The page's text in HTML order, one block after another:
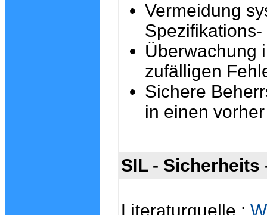
Vermeidung
Überwachung
zufälligen
Sichere
in einen
SIL - Sicherheits
Literaturquelle :